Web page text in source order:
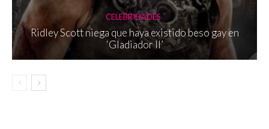
CELEBRIDADES
Ridley Scott niega que haya existido beso gay en
‘Gladiador II’